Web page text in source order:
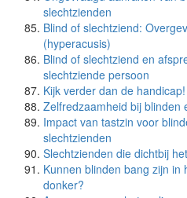
slechtzienden
Blind of slechtziend:
(hyperacusis)
Blind of slechtziend en
slechtziende persoon
Kijk verder dan de handicap!
Zelfredzaamheid bij blinden
Impact van tastzin voor
slechtzienden
Slechtzienden die dichtbij
Kunnen blinden bang zijn in
donker?